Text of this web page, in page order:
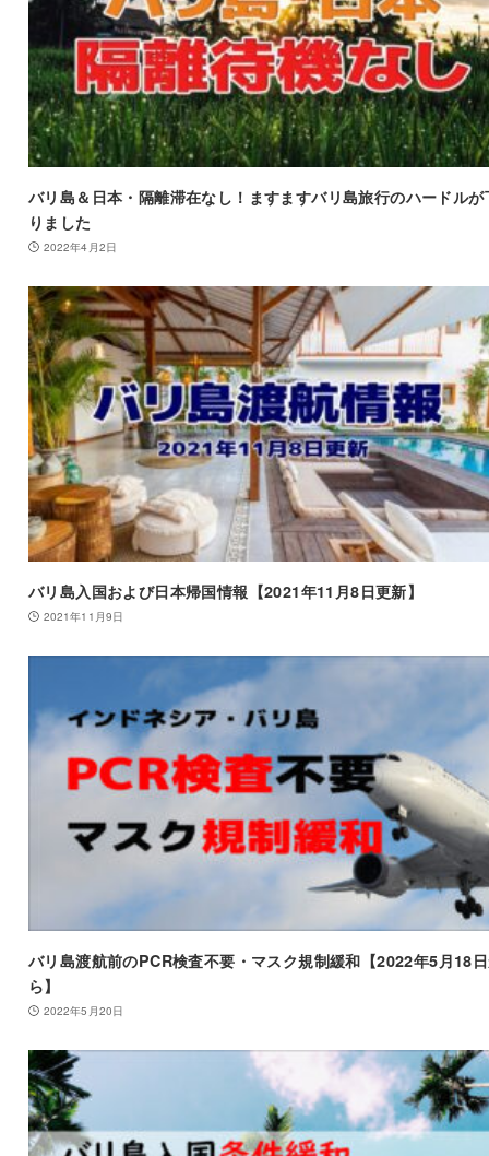
バリ島＆日本・隔離滞在なし！ますますバリ島旅行のハードルが
りました
2022年4月2日
バリ島入国および日本帰国情報【2021年11月8日更新】
2021年11月9日
バリ島渡航前のPCR検査不要・マスク規制緩和【2022年5月18
ら】
2022年5月20日